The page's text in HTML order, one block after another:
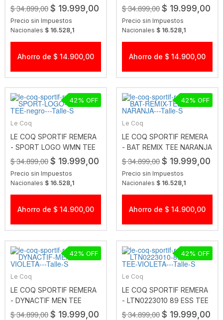
BLANCO
$ 34.899,00 $ 19.999,00
Precio sin Impuestos
Nacionales $ 16.528,1
Ahorro de $ 14.900,00
$ 34.899,00 $ 19.999,00
Precio sin Impuestos
Nacionales $ 16.528,1
Ahorro de $ 14.900,00
Le Coq
LE COQ SPORTIF REMERA
- SPORT LOGO WMN TEE
NEGRO
$ 34.899,00 $ 19.999,00
Precio sin Impuestos
Nacionales $ 16.528,1
42
Ahorro de $ 14.900,00
Le Coq
LE COQ SPORTIF REMERA
- BAT REMIX TEE NARANJA
$ 34.899,00 $ 19.999,00
Precio sin Impuestos
Nacionales $ 16.528,1
42
Ahorro de $ 14.900,00
Le Coq
LE COQ SPORTIF REMERA
- DYNACTIF MEN TEE
VIOLETA
$ 34.899,00 $ 19.999,00
42
Le Coq
LE COQ SPORTIF REMERA
- LTN0223010 89 ESS TEE
VIOLETA
$ 34.899,00 $ 19.999,00
42